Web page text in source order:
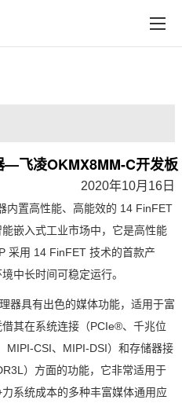
在线购买
—飞凌OKMX8MM-C开发板
2020年10月16日
内置高性能、高能效的 14 FinFET
能嵌入式工业市场中，它是高性能
采用 14 FinFET 技术的首款产
中长时间可稳定运行。
器具有出色的媒体功能，适用于富
其在系统连接（PCIe®、千兆位
MIPI-CSI、 MIPI-DSI）和存储器接
）方面的功能，它非常适用于
系统成本的多种丰富媒体通用应